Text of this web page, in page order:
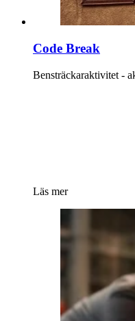
Code Break
Bensträckaraktivitet -
Läs mer